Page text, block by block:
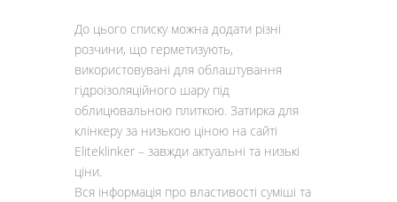
До цього списку можна додати різні
розчини, що герметизують,
використовувані для облаштування
гідроізоляційного шару під
облицювальною плиткою. Затирка для
клінкеру за низькою ціною на сайті
Eliteklinker – завжди актуальні та низькі
ціни.
Вся інформація про властивості суміші та